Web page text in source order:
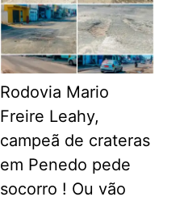
Rodovia Mario
Freire Leahy,
campeã de crateras
em Penedo pede
socorro ! Ou vão